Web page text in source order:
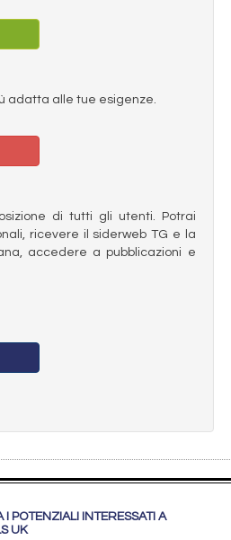
adatta alle tue esigenze.
di tutti gli utenti. Potrai
ricevere il siderweb TG e la
accedere a pubblicazioni e
I POTENZIALI INTERESSATI A
UK